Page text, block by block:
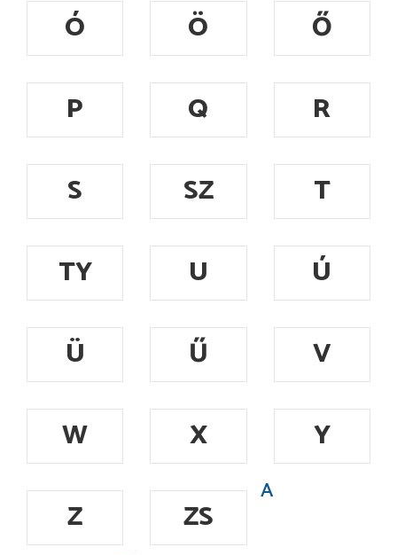
Ó
Ö
Ő
P
Q
R
S
SZ
T
TY
U
Ú
Ü
Ű
V
W
X
Y
Z
ZS
A